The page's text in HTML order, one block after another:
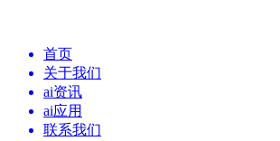
首页
关于我们
ai资讯
ai应用
联系我们